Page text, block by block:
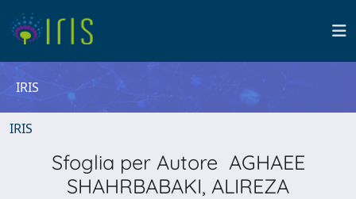
IRIS
IRIS
Sfoglia per Autore AGHAEE
SHAHRBABAKI, ALIREZA